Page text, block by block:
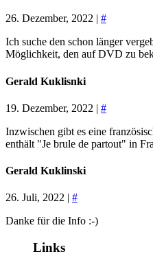
26. Dezember, 2022 | #
Ich suche den schon länger
Möglichkeit, den auf DVD zu
Gerald Kuklisnki
19. Dezember, 2022 | #
Inzwischen gibt es eine
enthält "Je brule de partout" in
Gerald Kuklinski
26. Juli, 2022 | #
Danke für die Info :-)
Links